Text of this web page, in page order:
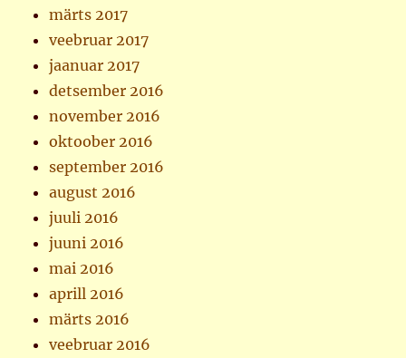
märts 2017
veebruar 2017
jaanuar 2017
detsember 2016
november 2016
oktoober 2016
september 2016
august 2016
juuli 2016
juuni 2016
mai 2016
aprill 2016
märts 2016
veebruar 2016